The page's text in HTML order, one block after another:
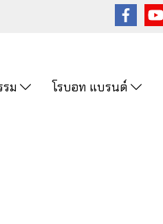
รม โรบอท แบรนด์